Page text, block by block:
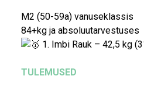
M2 (50-59a) vanuseklassis
84+kg ja absoluutarvestuses
1. Imbi Rauk – 42,5 kg
TULEMUSED